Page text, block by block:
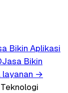
Bikin Aplikasi
Jasa Bikin
layanan →